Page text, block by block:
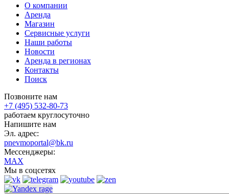
О компании
Аренда
Магазин
Сервисные услуги
Наши работы
Новости
Аренда в регионах
Контакты
Поиск
Позвоните нам
+7 (495) 532-80-73
работаем круглосуточно
Напишите нам
Эл. адрес:
pnevmoportal@bk.ru
Мессенджеры:
MAX
Мы в соцсетях